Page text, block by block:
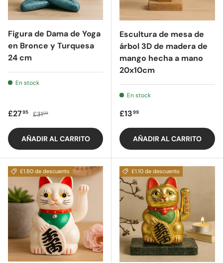
Figura de Dama de Yoga
en Bronce y Turquesa
24 cm
En stock
Precio de oferta
£2795 Precio regular
£3102
AÑADIR AL CARRITO
Escultura de mesa de
árbol 3D de madera de
mango hecha a mano
20x10cm
En stock
Precio regular
£1399
AÑADIR AL CARRITO
£1.80 de descuento £1.10 de descuento